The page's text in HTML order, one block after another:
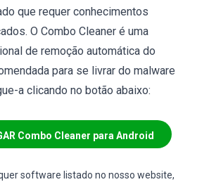
que requer conhecimentos
O Combo Cleaner é uma
de remoção automática do
para se livrar do malware
a clicando no botão abaixo:
Combo Cleaner para Android
software listado no nosso website,